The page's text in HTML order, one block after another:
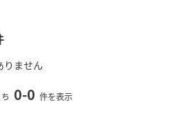
りません
0-0 件を表示